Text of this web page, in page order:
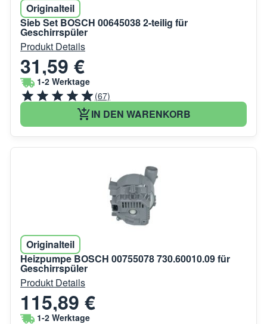
Originalteil
Sieb Set BOSCH 00645038 2-teilig für
Geschirrspüler
Produkt Details
31,59 €
1-2 Werktage
(67)
IN DEN WARENKORB
Originalteil
Heizpumpe BOSCH 00755078 730.60010.09 für
Geschirrspüler
Produkt Details
115,89 €
1-2 Werktage